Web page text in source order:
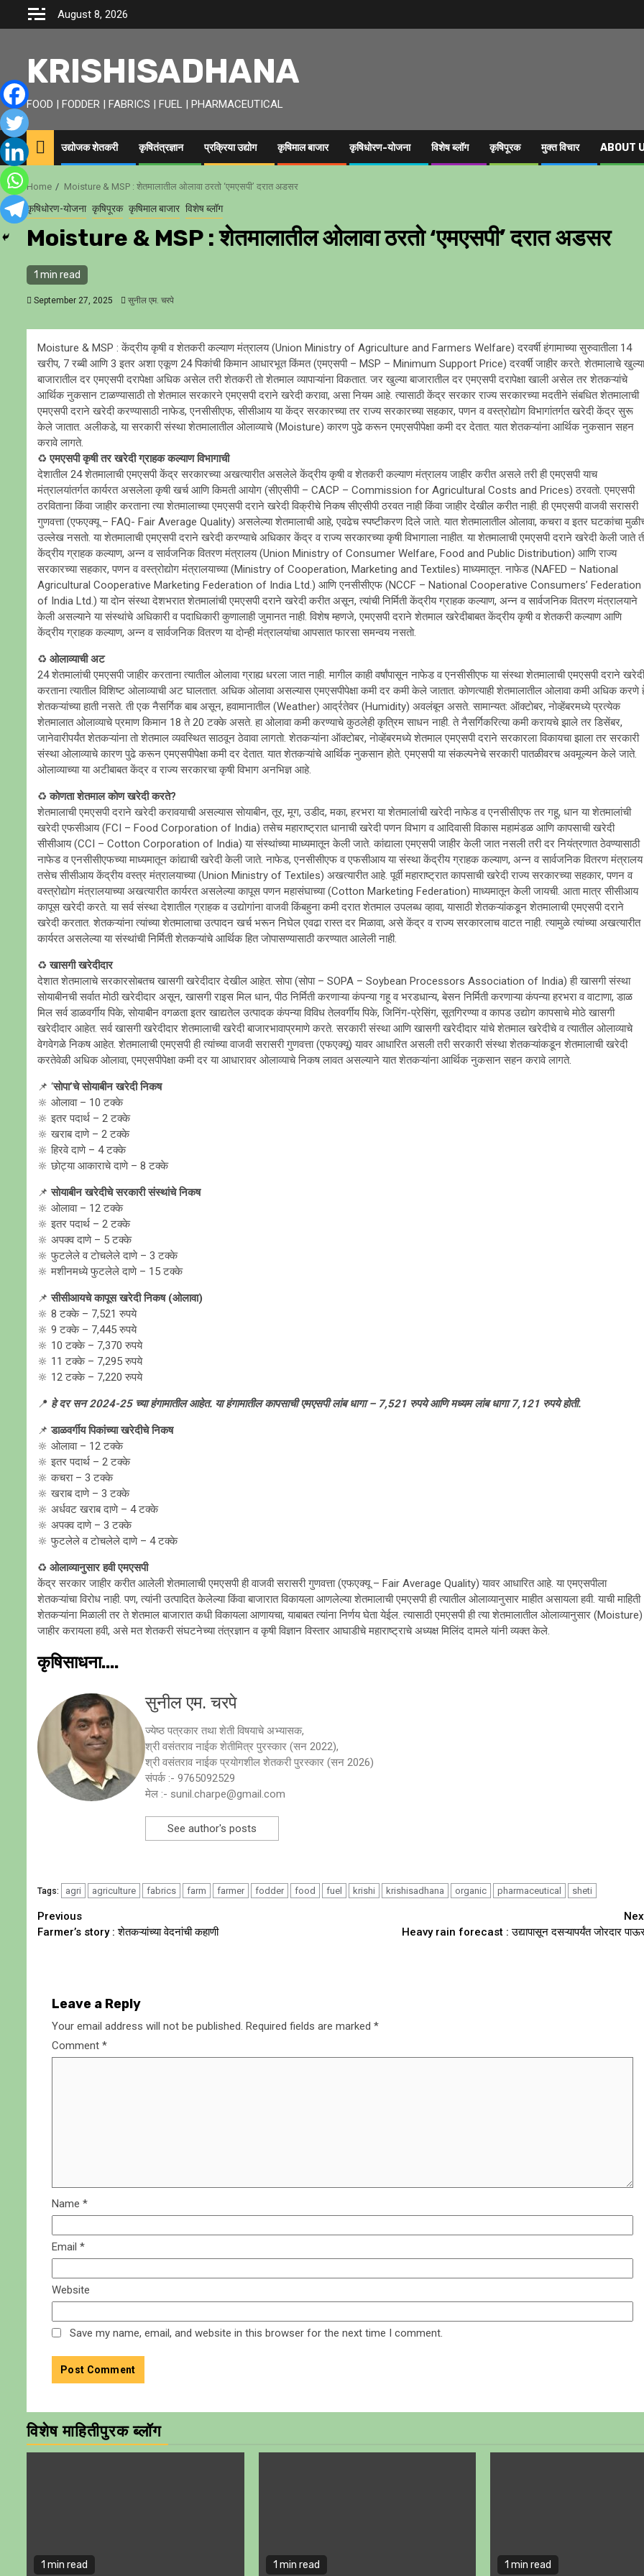
August 8, 2026
KRISHISADHANA
FOOD | FODDER | FABRICS | FUEL | PHARMACEUTICAL
उद्योजक शेतकरी कृषितंत्रज्ञान प्रक्रिया उद्योग कृषिमाल बाजार कृषिधोरण-योजना विशेष ब्लॉग कृषिपूरक मुक्त विचार ABOUT
Home Moisture & MSP : शेतमालातील ओलावा ठरताे ‘एमएसपी’ दरात अडसर
कृषिधोरण-योजना कृषिपूरक कृषिमाल बाजार विशेष ब्लॉग
Moisture & MSP : शेतमालातील ओलावा ठरताे ‘एमएसपी’ दरात अडसर
1 min read
September 27, 2025 सुनील एम. चरपे
Moisture & MSP : केंद्रीय कृषी व शेतकरी कल्याण मंत्रालय (Union Ministry of Agriculture and Farmers Welfare) दरवर्षी हंगामाच्या सुरुवातीला 14
खरीप, 7 रब्बी आणि 3 इतर अशा एकूण 24 पिकांची किमान आधारभूत किंमत (एमएसपी – MSP – Minimum Support Price) दरवर्षी जाहीर करते. शेतमालाचे खुल्या
बाजारातील दर एमएसपी दरापेक्षा अधिक असेल तरी शेतकरी ताे शेतमाल व्यापाऱ्यांना विकतात. जर खुल्या बाजारातील दर एमएसपी दरापेक्षा खाली असेल तर शेतकऱ्यांचे
आर्थिक नुकसान टाळण्यासाठी ताे शेतमाल सरकारने एमएसपी दराने खरेदी करावा, असा नियम आहे. त्यासाठी केंद्र सरकार राज्य सरकारच्या मदतीने संबधित शेतमालाची
एमएसपी दराने खरेदी करण्यासाठी नाफेड, एनसीसीएफ, सीसीआय या केंद्र सरकारच्या तर राज्य सरकारच्या सहकार, पणन व वस्त्रोद्योग विभागांतर्गत खरेदी केंद्र सुरू
केले जातात. अलीकडे, या सरकारी संस्था शेतमालातील ओलाव्याचे (Moisture) कारण पुढे करून एमएसपीपेक्षा कमी दर देतात. यात शेतकऱ्यांना आर्थिक नुकसान सहन
करावे लागते.
♻️एमएसपी कृषी तर खरेदी ग्राहक कल्याण विभागाची
देशातील 24 शेतमालाची एमएसपी केंद्र सरकारच्या अखत्यारीत असलेले केंद्रीय कृषी व शेतकरी कल्याण मंत्रालय जाहीर करीत असले तरी ही एमएसपी याच
मंत्रालयांतर्गत कार्यरत असलेला कृषी खर्च आणि किमती आयोग (सीएसीपी – CACP – Commission for Agricultural Costs and Prices) ठरवताे. एमएसपी
ठरविताना किंवा जाहीर करताना त्या शेतमालाच्या एमएसपी दराने खरेदी विक्रीचे निकष सीएसीपी ठरवत नाही किंवा जाहीर देखील करीत नाही. ही एमएसपी वाजवी सरासरी
गुणवत्ता (एफएक्यू – FAQ- Fair Average Quality) असलेल्या शेतमालाची आहे, एवढेच स्पष्टीकरण दिले जाते. यात शेतमालातील ओलावा, कचरा व इतर घटकांचा
उल्लेख नसताे. या शेतमालाची एमएसपी दराने खरेदी करण्याचे अधिकार केंद्र व राज्य सरकारच्या कृषी विभागाला नाहीत. या शेतमालाची एमएसपी दराने खरेदी केली जाते
केंद्रीय ग्राहक कल्याण, अन्न व सार्वजनिक वितरण मंत्रालय (Union Ministry of Consumer Welfare, Food and Public Distribution) आणि राज्य
सरकारच्या सहकार, पणन व वस्त्रोद्योग मंत्रालयाच्या (Ministry of Cooperation, Marketing and Textiles) माध्यमातून. नाफेड (NAFED – National
Agricultural Cooperative Marketing Federation of India Ltd.) आणि एनसीसीएफ (NCCF – National Cooperative Consumers’ Federation
of India Ltd.) या दाेन संस्था देशभरात शेतमालांची एमएसपी दराने खरेदी करीत असून, त्यांची निर्मिती केंद्रीय ग्राहक कल्याण, अन्न व सार्वजनिक वितरण मंत्रालयाने
केली असल्याने या संस्थांचे अधिकारी व पदाधिकारी कुणालाही जुमानत नाही. विशेष म्हणजे, एमएसपी दराने शेतमाल खरेदीबाबत केंद्रीय कृषी व शेतकरी कल्याण आणि
केंद्रीय ग्राहक कल्याण, अन्न व सार्वजनिक वितरण या दाेन्ही मंत्रालयांचा आपसात फारसा समन्वय नसताे.
♻️ ओलाव्याची अट
24 शेतमालांची एमएसपी जाहीर करताना त्यातील ओलावा ग्राह्य धरला जात नाही. मागील काही वर्षांपासून नाफेड व एनसीसीएफ या संस्था शेतमालाची एमएसपी दराने खरेदी
करताना त्यातील विशिष्ट ओलाव्याची अट घालतात. अधिक ओलावा असल्यास एमएसपीपेक्षा कमी दर कमी केले जातात. काेणत्याही शेतमालातील ओलावा कमी अधिक करणे
शेतकऱ्यांच्या हाती नसते. ती एक नैसर्गिक बाब असून, हवामानातील (Weather) आर्द्रतेवर (Humidity) अवलंबून असते. सामान्यत: ऑक्टाेबर, नाेव्हेंबरमध्ये प्रत्येक
शेतमालात ओलाव्याचे प्रमाण किमान 18 ते 20 टक्के असते. हा ओलावा कमी करण्याचे कुठलेही कृत्रिम साधन नाही. ते नैसर्गिकरित्या कमी करायचे झाले तर डिसेंबर,
जानेवारीपर्यंत शेतकऱ्यांना ताे शेतमाल व्यवस्थित साठवून ठेवावा लागताे. शेतकऱ्यांना ऑक्टाेबर, नाेव्हेंबरमध्ये शेतमाल एमएसपी दराने सरकारला विकायचा झाला तर सरकारी
संस्था ओलाव्याचे कारण पुढे करून एमएसपीपेक्षा कमी दर देतात. यात शेतकऱ्यांचे आर्थिक नुकसान हाेते. एमएसपी या संकल्पनेचे सरकारी पातळीवरच अवमूल्यन केले जाते.
ओलाव्याच्या या अटीबाबत केंद्र व राज्य सरकारचा कृषी विभाग अनभिज्ञ आहे.
♻️काेणता शेतमाल काेण खरेदी करते?
शेतमालाची एमएसपी दराने खरेदी करावयाची असल्यास साेयाबीन, तूर, मूग, उडीद, मका, हरभरा या शेतमालांची खरेदी नाफेड व एनसीसीएफ तर गहू, धान या शेतमालांची
खरेदी एफसीआय (FCI – Food Corporation of India) तसेच महाराष्ट्रात धानाची खरेदी पणन विभाग व आदिवासी विकास महामंडळ आणि कापसाची खरेदी
सीसीआय (CCI – Cotton Corporation of India) या संस्थांच्या माध्यमातून केली जाते. कांद्याला एमएसपी जाहीर केली जात नसली तरी दर नियंत्रणात ठेवण्यासाठी
नाफेड व एनसीसीएफच्या माध्यमातून कांद्याची खरेदी केली जाते. नाफेड, एनसीसीएफ व एफसीआय या संस्था केंद्रीय ग्राहक कल्याण, अन्न व सार्वजनिक वितरण मंत्रालय
तसेच सीसीआय केंद्रीय वस्त्र मंत्रालयाच्या (Union Ministry of Textiles) अखत्यारीत आहे. पूर्वी महाराष्ट्रात कापसाची खरेदी राज्य सरकारच्या सहकार, पणन व
वस्त्रोद्योग मंत्रालयाच्या अखत्यारीत कार्यरत असलेल्या कापूस पणन महासंघाच्या (Cotton Marketing Federation) माध्यमातून केली जायची. आता मात्र सीसीआय
कापूस खरेदी करते. या सर्व संस्था देशातील ग्राहक व उद्याेगांना वाजवी किंबहुना कमी दरात शेतमाल उपलब्ध व्हावा, यासाठी शेतकऱ्यांकडून शेतमालाची एमएसपी दराने
खरेदी करतात. शेतकऱ्यांना त्यांच्या शेतमालाचा उत्पादन खर्च भरून निघेल एवढा रास्त दर मिळावा, असे केंद्र व राज्य सरकारलाच वाटत नाही. त्यामुळे त्यांच्या अखत्यारीत
कार्यरत असलेल्या या संस्थांची निर्मिती शेतकऱ्यांचे आर्थिक हित जाेपासण्यासाठी करण्यात आलेली नाही.
♻️ खासगी खरेदीदार
देशात शेतमालाचे सरकारसाेबतच खासगी खरेदीदार देखील आहेत. साेपा (सोपा – SOPA – Soybean Processors Association of India) ही खासगी संस्था
साेयाबीनची सर्वात माेठी खरेदीदार असून, खासगी राइस मिल धान, पीठ निर्मिती करणाऱ्या कंपन्या गहू व भरडधान्य, बेसन निर्मिती करणाऱ्या कंपन्या हरभरा व वाटाणा, डाळ
मिल सर्व डाळवर्गीय पिके, साेयाबीन वगळता इतर खाद्यतेल उत्पादक कंपन्या विविध तेलवर्गीय पिके, जिनिंग-प्रेसिंग, सूतगिरण्या व कापड उद्याेग कापसाचे माेठे खासगी
खरेदीदार आहेत. सर्व खासगी खरेदीदार शेतमालाची खरेदी बाजारभावाप्रमाणे करते. सरकारी संस्था आणि खासगी खरेदीदार यांचे शेतमाल खरेदीचे व त्यातील ओलाव्याचे
वेगवेगळे निकष आहेत. शेतमालाची एमएसपी ही त्यांच्या वाजवी सरासरी गुणवत्ता (एफएक्यू) यावर आधारित असली तरी सरकारी संस्था शेतकऱ्यांकडून शेतमालाची खरेदी
करतेवेळी अधिक ओलावा, एमएसपीपेक्षा कमी दर या आधारावर ओलाव्याचे निकष लावत असल्याने यात शेतकऱ्यांना आर्थिक नुकसान सहन करावे लागते.
📌 ‘साेपा’चे साेयाबीन खरेदी निकष
🔆 ओलावा – 10 टक्के
🔆 इतर पदार्थ – 2 टक्के
🔆 खराब दाणे – 2 टक्के
🔆 हिरवे दाणे – 4 टक्के
🔆 छाेट्या आकाराचे दाणे – 8 टक्के
📌साेयाबीन खरेदीचे सरकारी संस्थांचे निकष
🔆 ओलावा – 12 टक्के
🔆 इतर पदार्थ – 2 टक्के
🔆 अपक्व दाणे – 5 टक्के
🔆 फुटलेले व टाेचलेले दाणे – 3 टक्के
🔆 मशीनमध्ये फुटलेले दाणे – 15 टक्के
📌 सीसीआयचे कापूस खरेदी निकष (ओलावा)
🔆 8 टक्के – 7,521 रुपये
🔆 9 टक्के – 7,445 रुपये
🔆 10 टक्के – 7,370 रुपये
🔆 11 टक्के – 7,295 रुपये
🔆 12 टक्के – 7,220 रुपये
📍 हे दर सन 2024-25 च्या हंगामातील आहेत. या हंगामातील कापसाची एमएसपी लांब धागा – 7,521 रुपये आणि मध्यम लांब धागा 7,121 रुपये हाेती.
📌डाळवर्गीय पिकांच्या खरेदीचे निकष
🔆 ओलावा – 12 टक्के
🔆 इतर पदार्थ – 2 टक्के
🔆 कचरा – 3 टक्के
🔆 खराब दाणे – 3 टक्के
🔆 अर्धवट खराब दाणे – 4 टक्के
🔆 अपक्व दाणे – 3 टक्के
🔆 फुटलेले व टाेचलेले दाणे – 4 टक्के
♻️ ओलाव्यानुसार हवी एमएसपी
केंद्र सरकार जाहीर करीत आलेली शेतमालाची एमएसपी ही वाजवी सरासरी गुणवत्ता (एफएक्यू – Fair Average Quality) यावर आधारित आहे. या एमएसपीला
शेतकऱ्यांचा विरोध नाही. पण, त्यांनी उत्पादित केलेल्या किंवा बाजारात विकायला आणलेल्या शेतमालाची एमएसपी ही त्यातील ओलाव्यानुसार माहीत असायला हवी. याची माहिती
शेतकऱ्यांना मिळाली तर ते शेतमाल बाजारात कधी विकायला आणायचा, याबाबत त्यांना निर्णय घेता येईल. त्यासाठी एमएसपी ही त्या शेतमालातील ओलाव्यानुसार (Moisture)
जाहीर करायला हवी, असे मत शेतकरी संघटनेच्या तंत्रज्ञान व कृषी विज्ञान विस्तार आघाडीचे महाराष्ट्राचे अध्यक्ष मिलिंद दामले यांनी व्यक्त केले.
कृषिसाधना....
सुनील एम. चरपे
ज्येष्ठ पत्रकार तथा शेती विषयाचे अभ्यासक,
श्री वसंतराव नाईक शेतीमित्र पुरस्कार (सन 2022),
श्री वसंतराव नाईक प्रयाेगशील शेतकरी पुरस्कार (सन 2026)
संपर्क :- 9765092529
मेल :- sunil.charpe@gmail.com
See author's posts
Tags: agri agriculture fabrics farm farmer fodder food fuel krishi krishisadhana organic pharmaceutical sheti
Continue
Reading
Previous
Farmer’s story : शेतकऱ्यांच्या वेदनांची कहाणी
Heavy rain forecast : उद्यापासून दसऱ्यापर्यंत जोरदार
Leave a Reply
Your email address will not be published. Required fields are marked *
Comment *
Name *
Email *
Website
Save my name, email, and website in this browser for the next time I comment.
विशेष माहितीपुरक ब्लॉग
1 min read 1 min read 1 min read